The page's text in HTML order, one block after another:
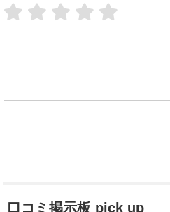
口コミ掲示板 pick up